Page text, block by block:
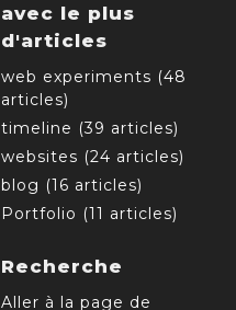
avec le plus
d'articles
web experiments (48
articles)
timeline (39 articles)
websites (24 articles)
blog (16 articles)
Portfolio (11 articles)
Recherche
Aller à la page de